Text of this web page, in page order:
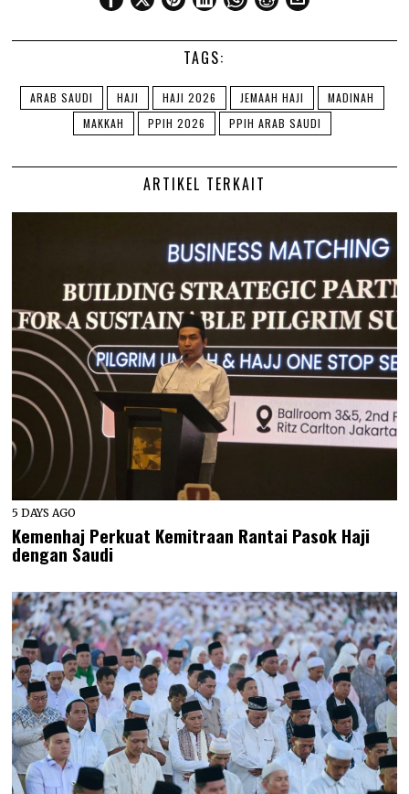
TAGS:
ARAB SAUDI HAJI HAJI 2026 JEMAAH HAJI
MADINAH
MAKKAH
PPIH 2026 PPIH ARAB SAUDI
ARTIKEL TERKAIT
5 DAYS AGO
Kemenhaj Perkuat Kemitraan Rantai Pasok Haji
dengan Saudi